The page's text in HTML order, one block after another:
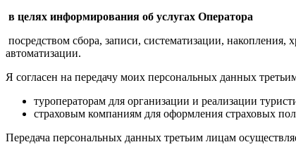
в целях информирования об услугах Оператора
посредством сбора, записи, систематизации,
автоматизации.
Я согласен на передачу моих персональных данных
туроператорам для организации и реализации
страховым компаниям для оформления страховых
Передача персональных данных третьим лицам